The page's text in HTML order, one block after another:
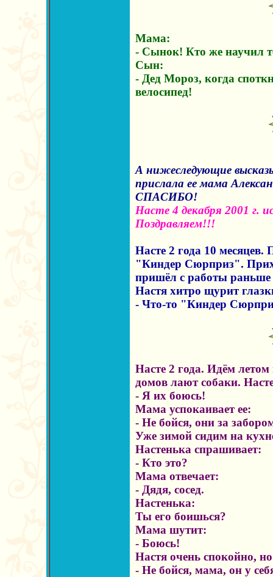
Мама:
- Сынок! Кто же научил
Сын:
- Дед Мороз, когда
велосипед!
А нижеследующие
прислала ее мама
СПАСИБО!
Насте 4 декабря 2001 г.
Поздравляем!!!
Насте 2 года 10 месяцев.
"Киндер Сюрприз".
пришёл с работы раньше
Настя хитро щурит
- Что-то "Киндер
Насте 2 года. Идём летом
домов лают собаки.
- Я их боюсь!
Мама успокаивает ее:
- Не бойся, они за
Уже зимой сидим на
Настенька спрашивает:
- Кто это?
Мама отвечает:
- Дядя, сосед.
Настенька:
Ты его боишься?
Мама шутит:
- Боюсь!
Настя очень спокойно,
- Не бойся, мама, он у